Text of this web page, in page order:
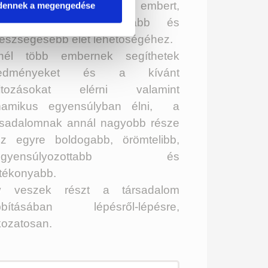
a megengedéseminél több embert,
tudatosabb, hosszabb és
élet lehetőségéhez.
több embernek segíthetek
és a kívánt
elérni valamint
egyensúlyban élni, a
annál nagyobb része
egyre boldogabb, örömtelibb,
és
veszek részt a társadalom
lépésről-lépésre,